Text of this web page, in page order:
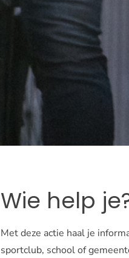
Wie help
Met deze actie haal je
sportclub, school of